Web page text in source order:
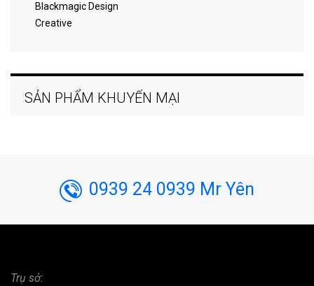
Blackmagic Design
Creative
SẢN PHẨM KHUYẾN MẠI
0939 24 0939 Mr Yên
Trụ sở: